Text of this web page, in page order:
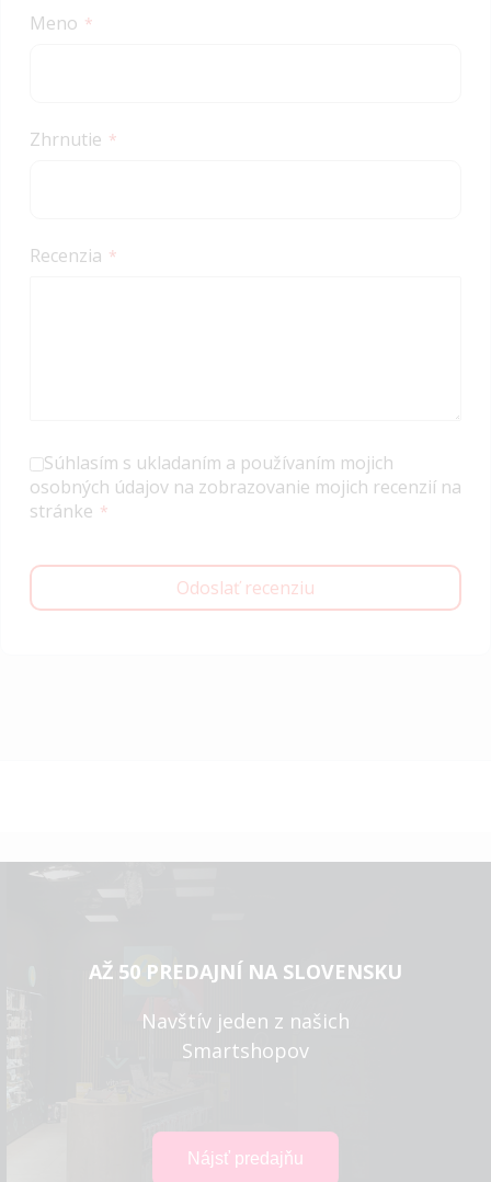
Meno
Zhrnutie
Recenzia
Súhlasím s ukladaním a používaním mojich
osobných údajov na zobrazovanie mojich recenzií na
stránke
Odoslať recenziu
AŽ 50 PREDAJNÍ NA SLOVENSKU
Navštív jeden z našich
Smartshopov